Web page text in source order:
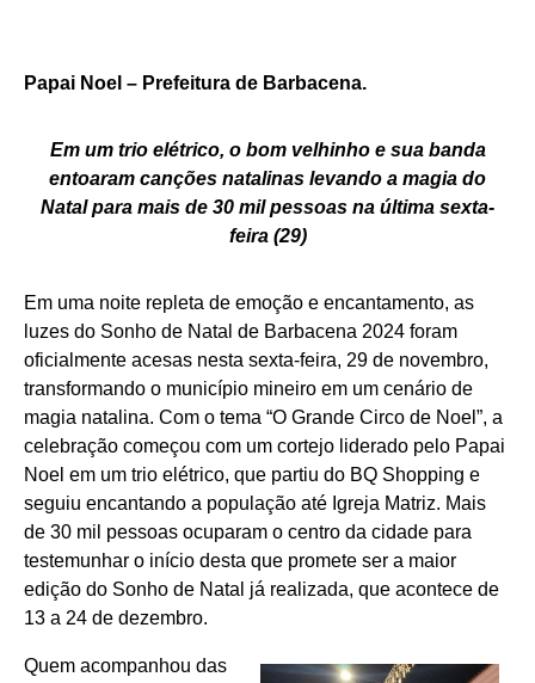
Papai Noel – Prefeitura de Barbacena.
Em um trio elétrico, o bom velhinho e sua banda
entoaram canções natalinas levando a magia do
Natal para mais de 30 mil pessoas na última sexta-
feira (29)
Em uma noite repleta de emoção e encantamento, as
luzes do Sonho de Natal de Barbacena 2024 foram
oficialmente acesas nesta sexta-feira, 29 de novembro,
transformando o município mineiro em um cenário de
magia natalina. Com o tema “O Grande Circo de Noel”, a
celebração começou com um cortejo liderado pelo Papai
Noel em um trio elétrico, que partiu do BQ Shopping e
seguiu encantando a população até Igreja Matriz. Mais
de 30 mil pessoas ocuparam o centro da cidade para
testemunhar o início desta que promete ser a maior
edição do Sonho de Natal já realizada, que acontece de
13 a 24 de dezembro.
Quem acompanhou das